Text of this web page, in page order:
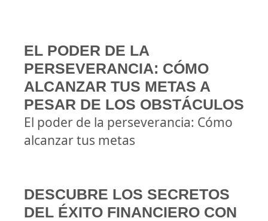
EL PODER DE LA
PERSEVERANCIA: CÓMO
ALCANZAR TUS METAS A
PESAR DE LOS OBSTÁCULOS
El poder de la perseverancia: Cómo
alcanzar tus metas
DESCUBRE LOS SECRETOS
DEL ÉXITO FINANCIERO CON